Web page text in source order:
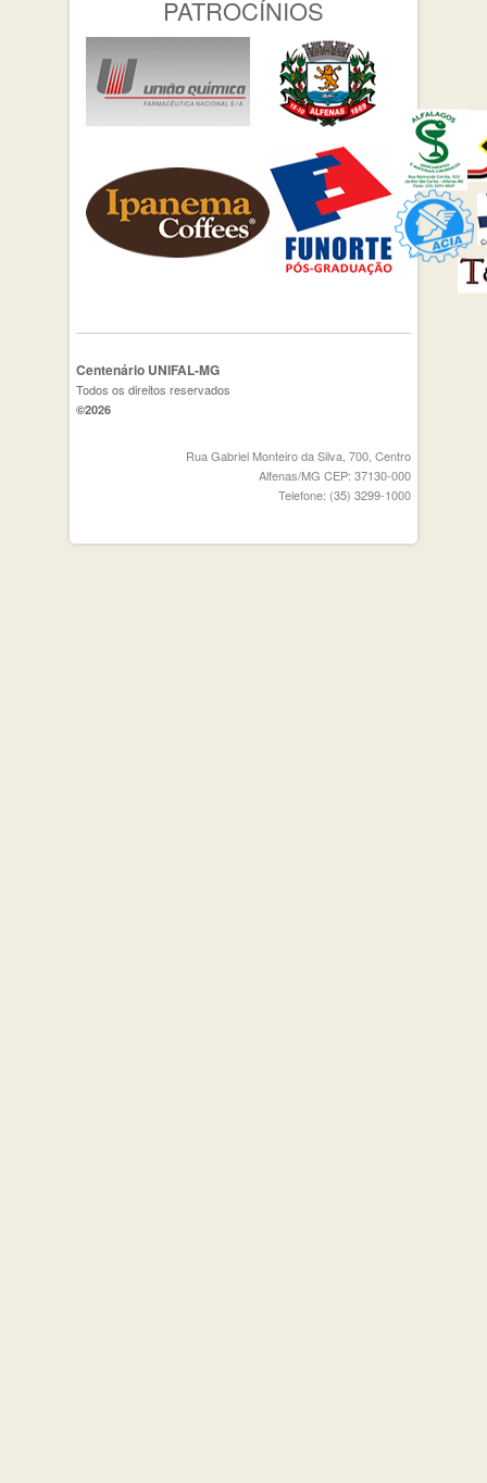
PATROCÍNIOS
Centenário UNIFAL-MG
Todos os direitos reservados
©2026
Rua Gabriel Monteiro da Silva, 700, Centro
Alfenas/MG CEP: 37130-000
Telefone: (35) 3299-1000